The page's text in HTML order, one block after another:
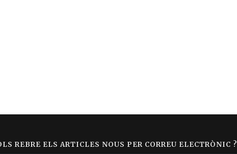
REBRE ELS ARTICLES NOUS PER CORREU ELECTRÒNIC ?